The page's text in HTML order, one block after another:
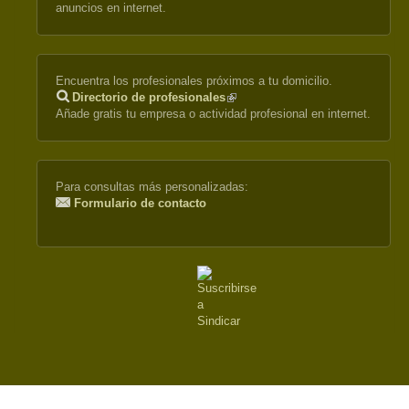
anuncios en internet.
Encuentra los profesionales próximos a tu domicilio.
Directorio de profesionales(link
is
Añade gratis tu empresa o actividad profesional en internet.
Para consultas más personalizadas:
Formulario de contacto